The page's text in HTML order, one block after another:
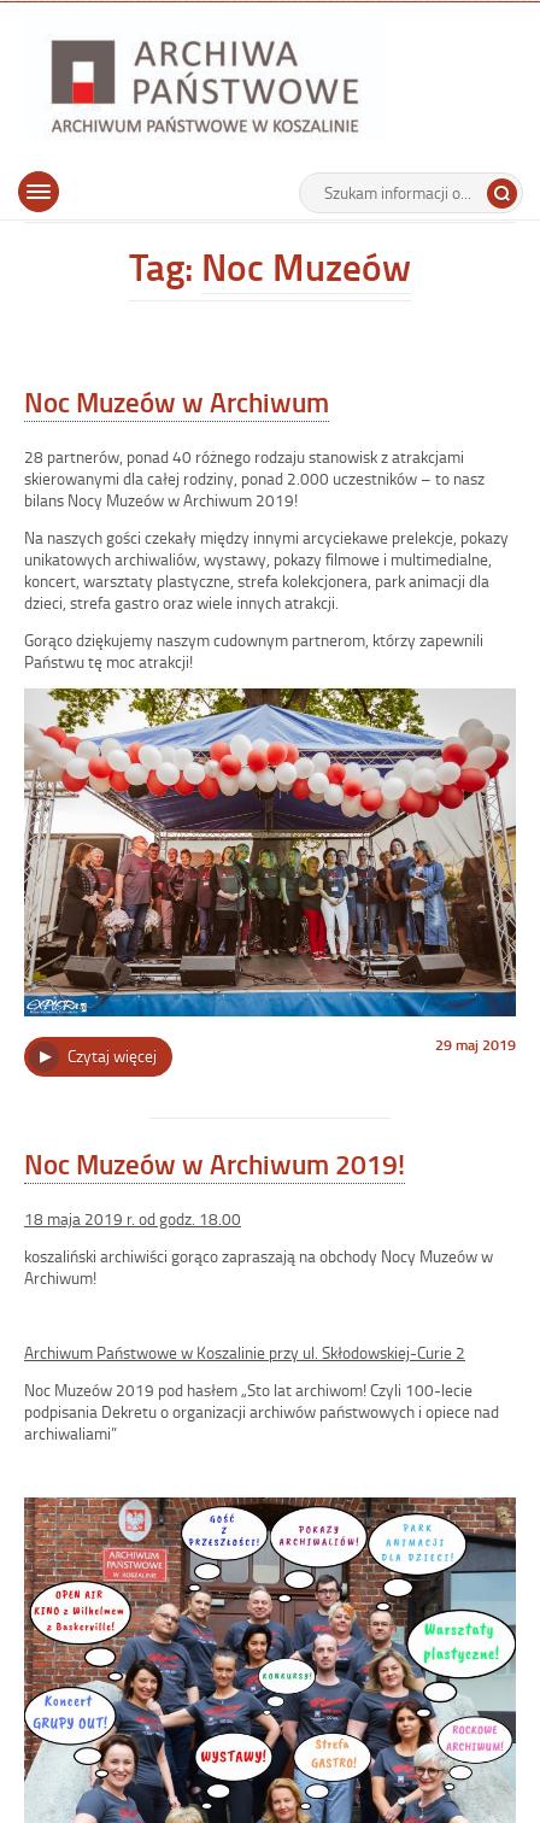
Archiwum Państwowe w Koszalinie
Wyszukiwarka
Tutaj
wpisz
Górne
Otwórz
Tag: Noc Muzeów
Noc Muzeów w Archiwum
28 partnerów, ponad 40 różnego rodzaju stanowisk z atrakcjami
skierowanymi dla całej rodziny, ponad 2.000 uczestników – to nasz
bilans Nocy Muzeów w Archiwum 2019!
Na naszych gości czekały między innymi arcyciekawe prelekcje, pokazy
unikatowych archiwaliów, wystawy, pokazy filmowe i multimedialne,
koncert, warsztaty plastyczne, strefa kolekcjonera, park animacji dla
dzieci, strefa gastro oraz wiele innych atrakcji.
Gorąco dziękujemy naszym cudownym partnerom, którzy zapewnili
Państwu tę moc atrakcji!
Czytaj więcej „Noc
Muzeów
Opublikowano
29 maj 2019
Noc Muzeów w Archiwum 2019!
18 maja 2019 r. od godz. 18.00
koszaliński archiwiści gorąco zapraszają na obchody Nocy Muzeów w
Archiwum!
Archiwum Państwowe w Koszalinie przy ul. Skłodowskiej-Curie 2
Noc Muzeów 2019 pod hasłem „Sto lat archiwom! Czyli 100-lecie
podpisania Dekretu o organizacji archiwów państwowych i opiece nad
archiwaliami”